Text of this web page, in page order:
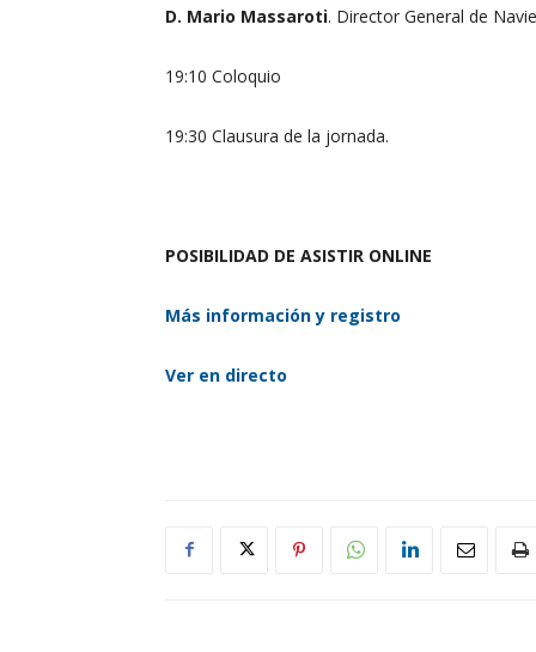
D. Mario Massaroti. Director General de
19:10 Coloquio
19:30 Clausura de la jornada.
POSIBILIDAD DE ASISTIR ONLINE
Más información y registro
Ver en directo